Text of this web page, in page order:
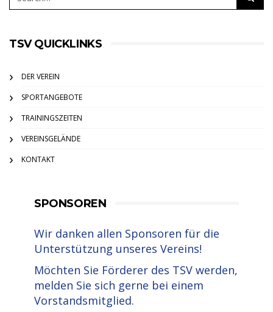
TSV QUICKLINKS
DER VEREIN
SPORTANGEBOTE
TRAININGSZEITEN
VEREINSGELÄNDE
KONTAKT
SPONSOREN
Wir danken allen Sponsoren für die
Unterstützung unseres Vereins!
Möchten Sie Förderer des TSV werden,
melden Sie sich gerne bei einem
Vorstandsmitglied.